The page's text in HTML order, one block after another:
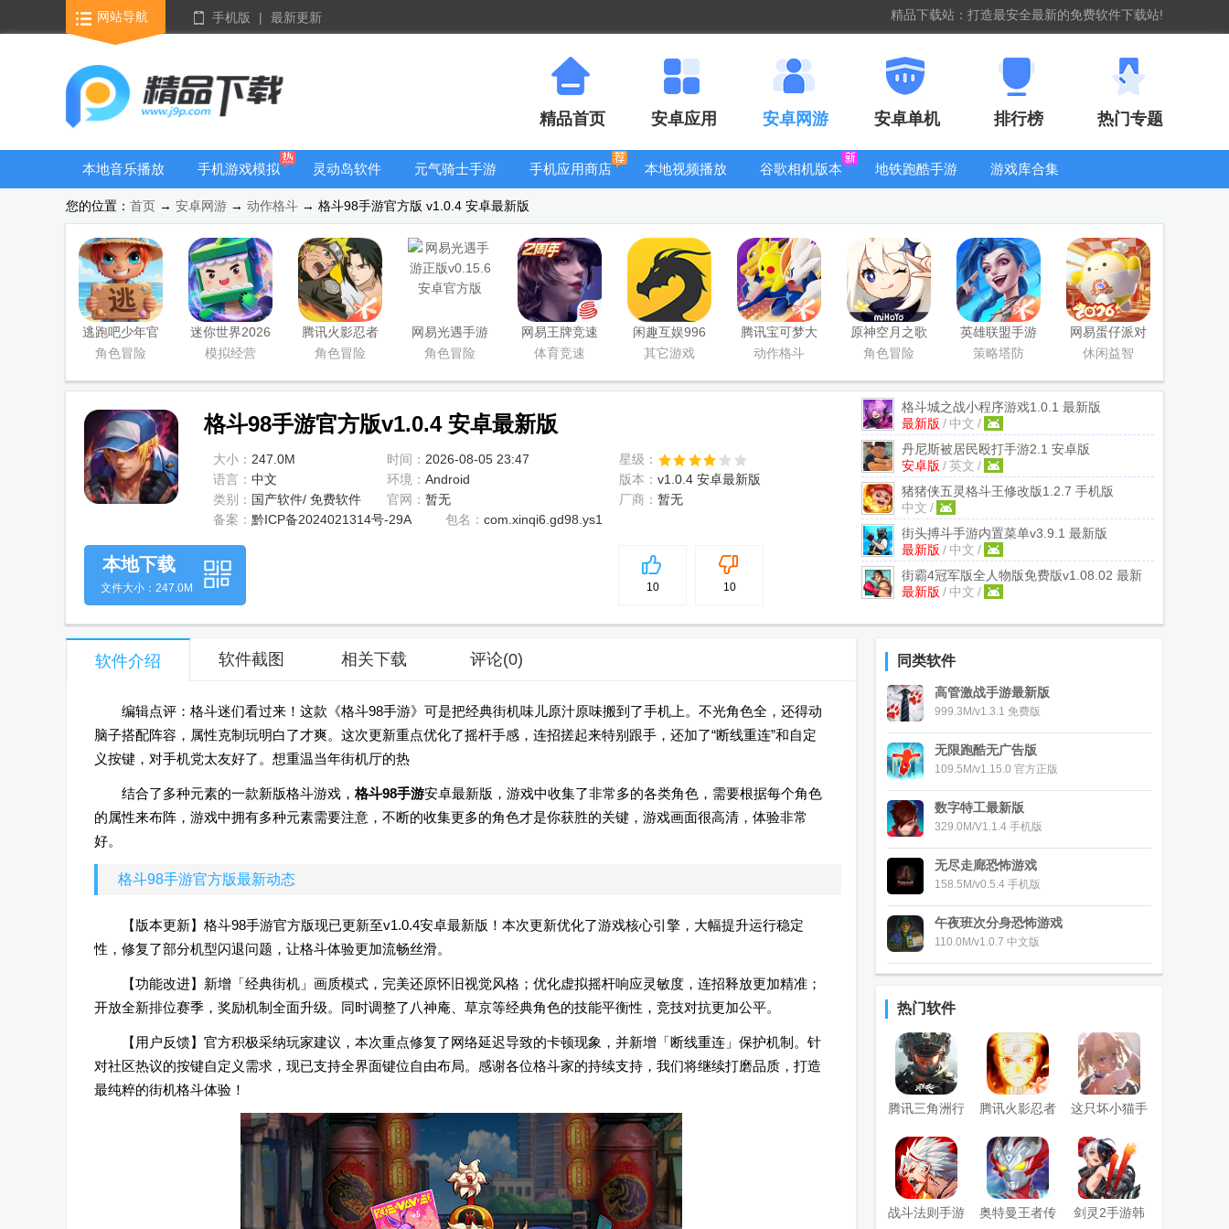
网站导航 手机版 | 最新更新 精品下载站：打造最安全最新的免费软件下载站!
精品首页 安卓应用 安卓网游 安卓单机 排行榜 热门专题
本地音乐播放
手机游戏模拟
器安卓版合集
灵动岛软件
元气骑士手游
手机应用商店
本地视频播放
谷歌相机版本
地铁跑酷手游
游戏库合集
看器
您的位置： 首页 → 安卓网游 → 动作格斗 → 格斗98手游官方版 v1.0.4 安卓最新版
逃跑吧少年官
方版
角色冒险
迷你世界2026
最新升级版
模拟经营
腾讯火影忍者
忍者新世代
角色冒险
网易光遇手游
正版
角色冒险
网易王牌竞速
手游
体育竞速
闲趣互娱996
传奇盒子官方
其它游戏
腾讯宝可梦大
集结国服正式
动作格斗
原神空月之歌
版本
角色冒险
英雄联盟手游
国服正版
策略塔防
网易蛋仔派对
工坊版游戏
休闲益智
格斗98手游官方版v1.0.4 安卓最新版
大小： 247.0M 时间： 2026-08-05 23:47
星级：
语言： 中文 环境： Android 版本： v1.0.4 安卓最新版
类别： 国产软件/ 免费软件 官网： 暂无 厂商： 暂无
备案： 黔ICP备2024021314号-29A 包名： com.xinqi6.gd98.ys1
格斗城之战小程序游戏1.0.1 最新版
最新版 / 中文 /
丹尼斯被居民殴打手游2.1 安卓版
安卓版 /英文 /
猪猪侠五灵格斗王修改版1.2.7 手机版
中文 /
街头搏斗手游内置菜单v3.9.1 最新版
最新版 / 中文 /
街霸4冠军版全人物版免费版v1.08.02 最新
完整版
最新版 / 中文 /
5
10 10
本地下载
文件大小：247.0M
软件介绍 软件截图 相关下载 评论(0)
编辑点评：格斗迷们看过来！这款《格斗98手游》可是把经典街机味儿原汁原味搬到了手机上。不光角色全，还得动
脑子搭配阵容，属性克制玩明白了才爽。这次更新重点优化了摇杆手感，连招搓起来特别跟手，还加了“断线重连”和自定
义按键，对手机党太友好了。想重温当年街机厅的热
结合了多种元素的一款新版格斗游戏， 格斗98手游安卓最新版，游戏中收集了非常多的各类角色，需要根据每个角色
的属性来布阵，游戏中拥有多种元素需要注意，不断的收集更多的角色才是你获胜的关键，游戏画面很高清，体验非常
好。
格斗98手游官方版最新动态
【版本更新】格斗98手游官方版现已更新至v1.0.4安卓最新版！本次更新优化了游戏核心引擎，大幅提升运行稳定
性，修复了部分机型闪退问题，让格斗体验更加流畅丝滑。
【功能改进】新增「经典街机」画质模式，完美还原怀旧视觉风格；优化虚拟摇杆响应灵敏度，连招释放更加精准；
开放全新排位赛季，奖励机制全面升级。同时调整了八神庵、草京等经典角色的技能平衡性，竞技对抗更加公平。
【用户反馈】官方积极采纳玩家建议，本次重点修复了网络延迟导致的卡顿现象，并新增「断线重连」保护机制。针
对社区热议的按键自定义需求，现已支持全界面键位自由布局。感谢各位格斗家的持续支持，我们将继续打磨品质，打造
最纯粹的街机格斗体验！
同类软件
高管激战手游最新版
999.3M/v1.3.1 免费版
无限跑酷无广告版
109.5M/v1.15.0 官方正版
数字特工最新版
329.0M/V1.1.4 手机版
无尽走廊恐怖游戏
158.5M/v0.5.4 手机版
午夜班次分身恐怖游戏
110.0M/v1.0.7 中文版
热门软件
腾讯三角洲行
动手游官方正
版
腾讯火影忍者
手游最新版
这只坏小猫手
游(わるこね)
战斗法则手游 奥特曼王者传 剑灵2手游韩